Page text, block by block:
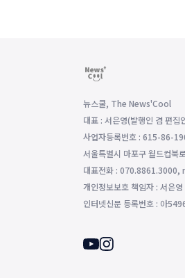
뉴스쿨, The News'Cool
대표 : 서은영(발행인 겸 편집
사업자등록번호 : 615-86-
서울특별시 마포구 월드컵북
대표전화 :
개인정보보호 책임자 : 서은영
인터넷신문 등록번호 : 아